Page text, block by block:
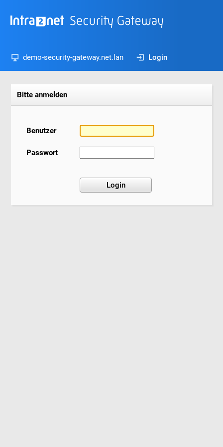
demo-security-gateway.net.lan Login
Bitte anmelden
Benutzer
Passwort